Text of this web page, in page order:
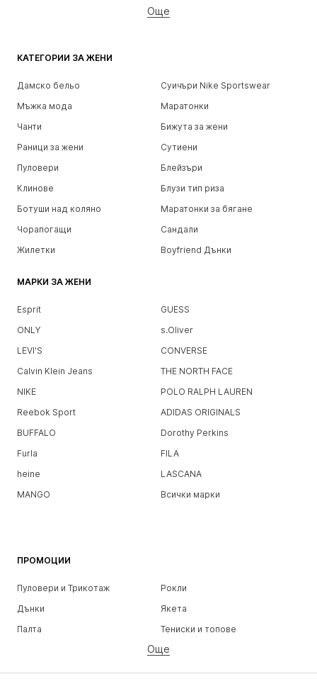
КАТЕГОРИИ ЗА ЖЕНИ
Дамско бельо
Суичъри Nike Sportswear
Мъжка мода
Маратонки
Чанти
Бижута за жени
Раници за жени
Сутиени
Пуловери
Блейзъри
Клинове
Блузи тип риза
Ботуши над коляно
Маратонки за бягане
Чорапогащи
Сандали
Жилетки
Boyfriend Дънки
МАРКИ ЗА ЖЕНИ
Esprit
GUESS
ONLY
s.Oliver
LEVI'S
CONVERSE
Calvin Klein Jeans
THE NORTH FACE
NIKE
POLO RALPH LAUREN
Reebok Sport
ADIDAS ORIGINALS
BUFFALO
Dorothy Perkins
Furla
FILA
heine
LASCANA
MANGO
Всички марки
ПРОМОЦИИ
Пуловери и Трикотаж
Рокли
Дънки
Якета
Палта
Тениски и топове
Бельо
Поли
Блузи и туники
Още
Още